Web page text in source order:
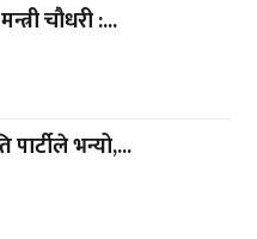
चौधरी :...
पार्टीले भन्यो,...